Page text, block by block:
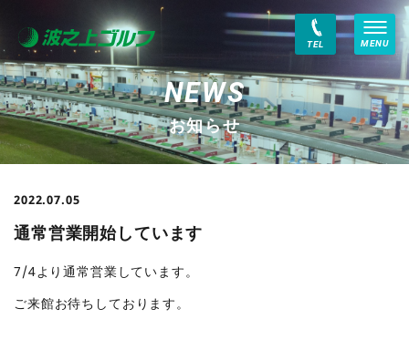
TEL MENU
お知らせ
2022.07.05
通常営業開始しています
7/4より通常営業しています。
ご来館お待ちしております。